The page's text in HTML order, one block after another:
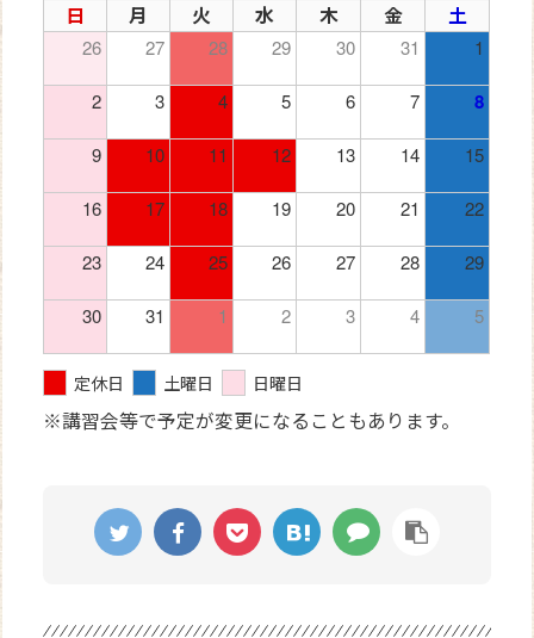
日 月 火 水 木 金 土
26 27 28 29 30 31 1
2 3 4 5 6 7 8
9 10 11 12 13 14 15
16 17 18 19 20 21 22
23 24 25 26 27 28 29
30 31 1 2 3 4 5
定休日 土曜日 日曜日
※講習会等で予定が変更になることもあります。